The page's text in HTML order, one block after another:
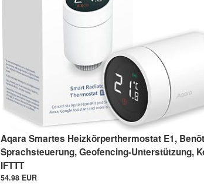
Aqara Smartes Heizkörperthermostat E1,
Sprachsteuerung, Geofencing-Unterstützung,
IFTTT
54.98 EUR